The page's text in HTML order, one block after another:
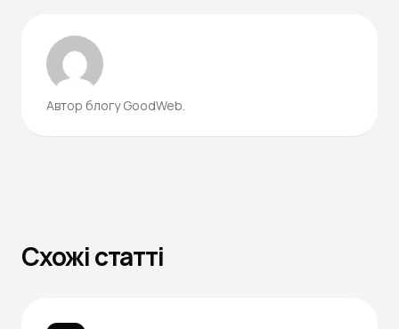
Автор блогу GoodWeb.
Схожі статті